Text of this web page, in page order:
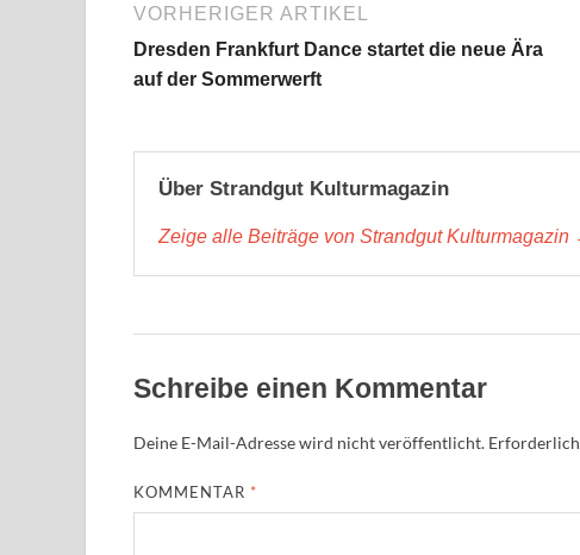
VORHERIGER ARTIKEL
Dresden Frankfurt Dance startet die neue Ära
auf der Sommerwerft
Über Strandgut Kulturmagazin
Zeige alle Beiträge von Strandgut Kulturmagazin
Schreibe einen Kommentar
Deine E-Mail-Adresse wird nicht veröffentlicht.
KOMMENTAR *